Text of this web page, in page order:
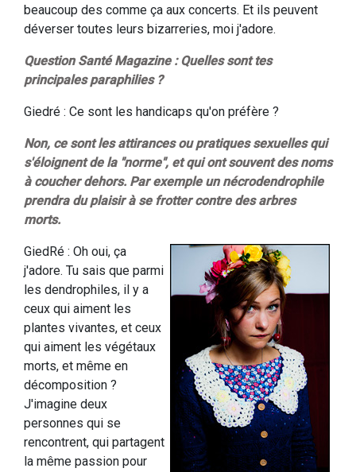
beaucoup des comme ça aux concerts. Et ils peuvent
déverser toutes leurs bizarreries, moi j'adore.
Question Santé Magazine : Quelles sont tes
principales paraphilies ?
Giedré : Ce sont les handicaps qu'on préfère ?
Non, ce sont les attirances ou pratiques sexuelles qui
s'éloignent de la "norme", et qui ont souvent des noms
à coucher dehors. Par exemple un nécrodendrophile
prendra du plaisir à se frotter contre des arbres
morts.
GiedRé : Oh oui, ça
j'adore. Tu sais que parmi
les dendrophiles, il y a
ceux qui aiment les
plantes vivantes, et ceux
qui aiment les végétaux
morts, et même en
décomposition ?
J'imagine deux
personnes qui se
rencontrent, qui partagent
la même passion pour